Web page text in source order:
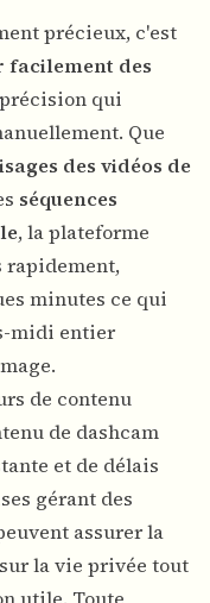
précieux, c'est
facilement des
qui
Que
des vidéos de
séquences
, la plateforme
rapidement,
minutes ce qui
midi entier
de contenu
de dashcam
et de délais
gérant des
assurer la
la vie privée tout